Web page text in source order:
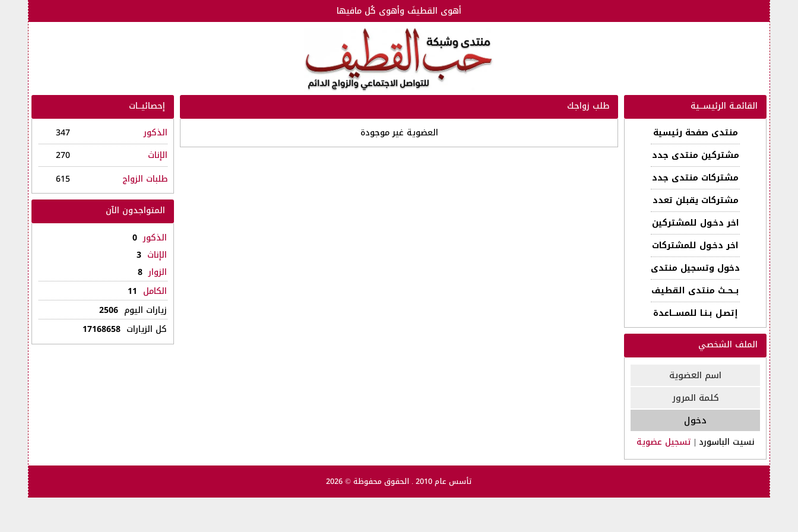
أهوى القطيفَ وأهوى كُل مافيها
القائمـة الرئيســية
منتدى صفحة رئيسية
مشتركين منتدى جدد
مشتركات منتدى جدد
مشتركات يقبلن تعدد
اخر دخـول للمشتركين
اخر دخـول للمشتركات
دخول وتسجيل منتدى
بــحــث منتدى القطيف
إتصـل بـنـا للمســـاعدة
الملف الشخصي
نسيت الباسورد | تسجيل عضوية
طلب زواجك
العضوية غير موجودة
إحصائيــات
الذكور
347
الإناث
270
طلبات الزواج
615
المتواجدون الآن
الذكور 0
الإناث 3
الزوار 8
الكامل 11
زيارات اليوم2506
كل الزيارات17168658
تأسس عام 2010 . الحقوق محفوظة © 2026